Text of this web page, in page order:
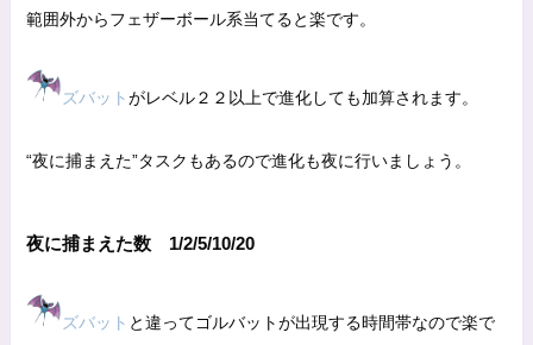
範囲外からフェザーボール系当てると楽です。
ズバットがレベル２２以上で進化しても加算されます。
“夜に捕まえた”タスクもあるので進化も夜に行いましょう。
夜に捕まえた数 1/2/5/10/20
ズバット と違ってゴルバットが出現する時間帯なので楽で